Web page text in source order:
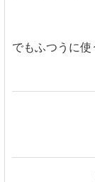
でもふつうに使